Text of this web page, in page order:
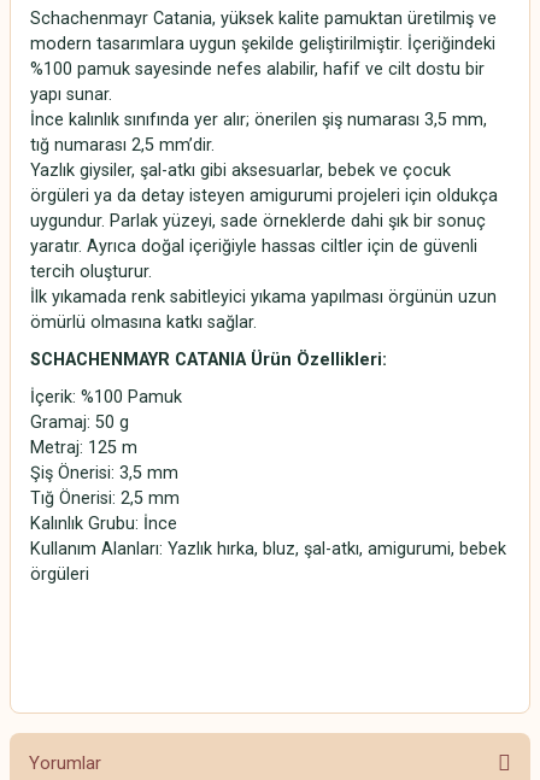
Schachenmayr Catania, yüksek kalite pamuktan üretilmiş ve
modern tasarımlara uygun şekilde geliştirilmiştir. İçeriğindeki
%100 pamuk sayesinde nefes alabilir, hafif ve cilt dostu bir
yapı sunar.
İnce kalınlık sınıfında yer alır; önerilen şiş numarası 3,5 mm,
tığ numarası 2,5 mm’dir.
Yazlık giysiler, şal-atkı gibi aksesuarlar, bebek ve çocuk
örgüleri ya da detay isteyen amigurumi projeleri için oldukça
uygundur. Parlak yüzeyi, sade örneklerde dahi şık bir sonuç
yaratır. Ayrıca doğal içeriğiyle hassas ciltler için de güvenli
tercih oluşturur.
İlk yıkamada renk sabitleyici yıkama yapılması örgünün uzun
ömürlü olmasına katkı sağlar.
SCHACHENMAYR CATANIA Ürün Özellikleri:
İçerik: %100 Pamuk
Gramaj: 50 g
Metraj: 125 m
Şiş Önerisi: 3,5 mm
Tığ Önerisi: 2,5 mm
Kalınlık Grubu: İnce
Kullanım Alanları: Yazlık hırka, bluz, şal-atkı, amigurumi, bebek
örgüleri
Yorumlar